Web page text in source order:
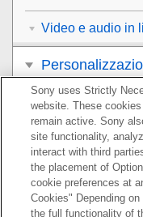
Video e audio in
Visualizzazione
Modifica delle
Funzioni
Uso di un
Sony uses Strictly
website. These
remain active. Sony
site functionality,
interact with third
the placement of
cookie preferences at
Cookies" Depending
the full functionality of